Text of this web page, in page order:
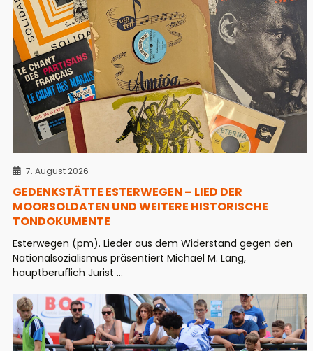
7. August 2026
GEDENKSTÄTTE ESTERWEGEN – LIED DER
MOORSOLDATEN UND WEITERE HISTORISCHE
TONDOKUMENTE
Esterwegen (pm). Lieder aus dem Widerstand gegen den
Nationalsozialismus präsentiert Michael M. Lang,
hauptberuflich Jurist ...